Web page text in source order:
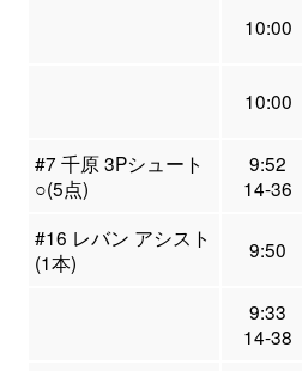
10:00
10:00
#7 千原 3Pシュート
○(5点)
9:52
14-36
#16 レバン アシスト
(1本)
9:50
9:33
14-38